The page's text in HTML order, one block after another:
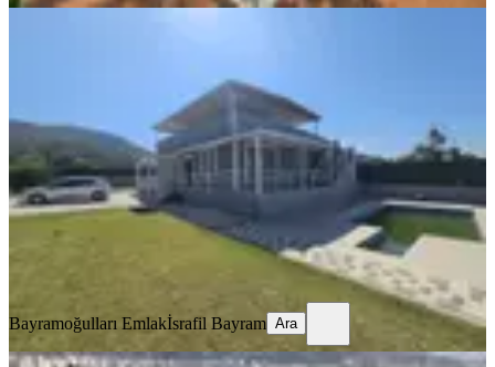
Buca, Kırklar Mahallesi
3+1·850 m²·03.07.2026
12.500.000 ₺ 14.000.000 ₺
Bayramoğulları Emlak İsrafil Bayram
Bayramoğulları Emlakİsrafil Bayram Ara